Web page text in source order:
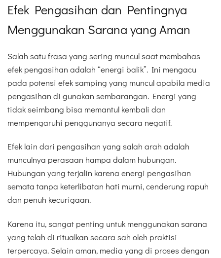
Efek Pengasihan dan Pentingnya
Menggunakan Sarana yang Aman
Salah satu frasa yang sering muncul saat membahas
efek pengasihan adalah “energi balik”. Ini mengacu
pada potensi efek samping yang muncul apabila media
pengasihan di gunakan sembarangan. Energi yang
tidak seimbang bisa memantul kembali dan
mempengaruhi penggunanya secara negatif.
Efek lain dari pengasihan yang salah arah adalah
munculnya perasaan hampa dalam hubungan.
Hubungan yang terjalin karena energi pengasihan
semata tanpa keterlibatan hati murni, cenderung rapuh
dan penuh kecurigaan.
Karena itu, sangat penting untuk menggunakan sarana
yang telah di ritualkan secara sah oleh praktisi
terpercaya. Selain aman, media yang di proses dengan